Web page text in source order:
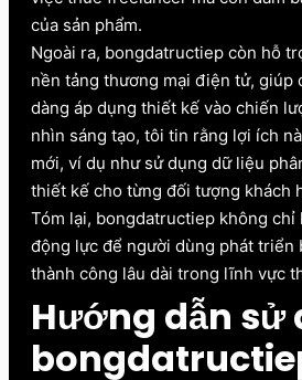
của sản phẩm.
Ngoài ra, bongdatructiep còn hỗ
nền tảng thương mại điện tử, giúp
dàng áp dụng thiết kế vào chiến
nhìn sáng tạo, tôi tin rằng lợi ích
mới, ví dụ như sử dụng dữ liệu
thiết kế cho từng đối tượng khách
Tóm lại, bongdatructiep không chỉ
động lực để người dùng phát triển
thành công lâu dài trong lĩnh vực
Hướng dẫn sử